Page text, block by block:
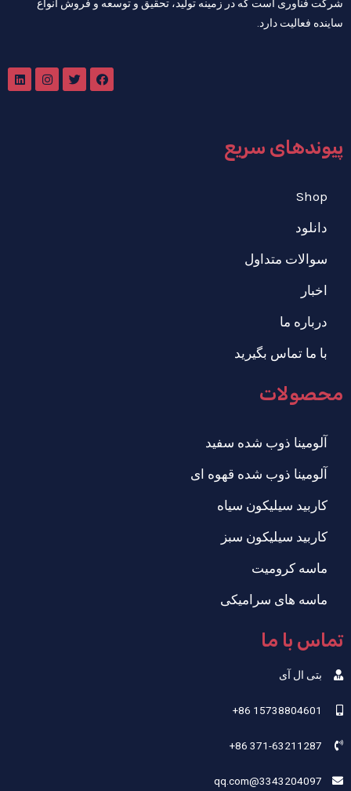
شرکت فناوری است که در زمینه تولید، تحقیق و توسعه و فروش انواع
ساینده فعالیت دارد.
پیوندهای سریع
Shop
دانلود
سوالات متداول
اخبار
درباره ما
با ما تماس بگیرید
محصولات
آلومینا ذوب شده سفید
آلومینا ذوب شده قهوه ای
کاربید سیلیکون سیاه
کاربید سیلیکون سبز
ماسه کرومیت
ماسه های سرامیکی
تماس با ما
بتی ال آی
‎+86 15738804601‎
‎+86 371-63211287‎
3343204097@qq.com